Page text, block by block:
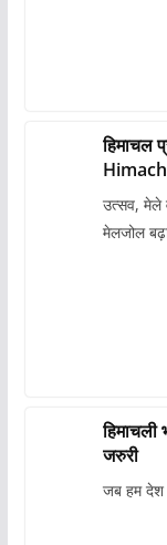
हिमाचल
उत्सव, मेले
मेलजोल
हिमाचली भाषा की
जरुरी
जब हम देश